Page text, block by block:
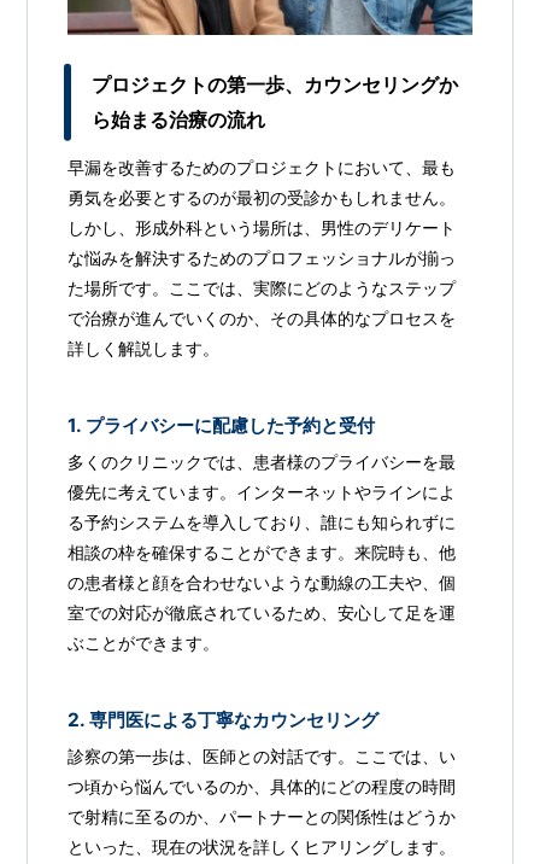
プロジェクトの第一歩、カウンセリングか
ら始まる治療の流れ
早漏を改善するためのプロジェクトにおいて、最も
勇気を必要とするのが最初の受診かもしれません。
しかし、形成外科という場所は、男性のデリケート
な悩みを解決するためのプロフェッショナルが揃っ
た場所です。ここでは、実際にどのようなステップ
で治療が進んでいくのか、その具体的なプロセスを
詳しく解説します。
1. プライバシーに配慮した予約と受付
多くのクリニックでは、患者様のプライバシーを最
優先に考えています。インターネットやラインによ
る予約システムを導入しており、誰にも知られずに
相談の枠を確保することができます。来院時も、他
の患者様と顔を合わせないような動線の工夫や、個
室での対応が徹底されているため、安心して足を運
ぶことができます。
2. 専門医による丁寧なカウンセリング
診察の第一歩は、医師との対話です。ここでは、い
つ頃から悩んでいるのか、具体的にどの程度の時間
で射精に至るのか、パートナーとの関係性はどうか
といった、現在の状況を詳しくヒアリングします。